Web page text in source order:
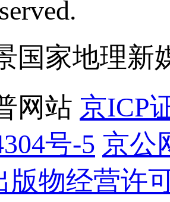
国家地理新
网站 京ICP
号-5 京公
版物经营许